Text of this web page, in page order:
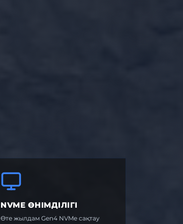
NVME ӨНІМДІЛІГІ
Өте жылдам Gen4 NVMe сақтау